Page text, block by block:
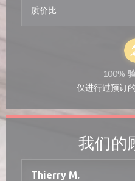
我们的
Thierry M
质价比
100%
仅进行过预订